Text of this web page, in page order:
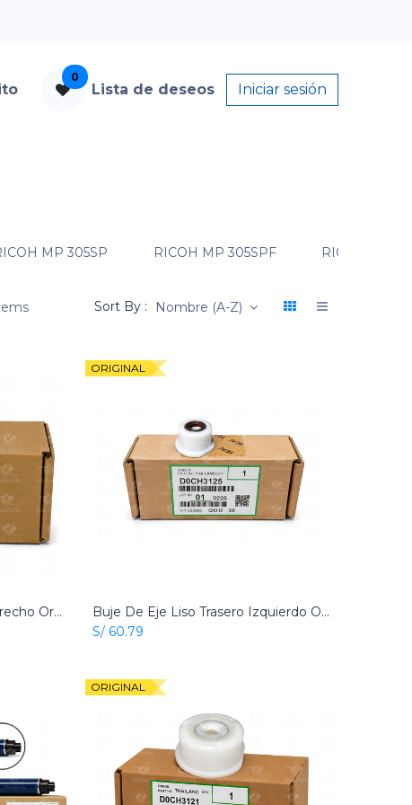
0
Lista de deseos Iniciar sesión
MP 305SP RICOH MP 305SPF RICOH MP
Sort By : Nombre (A-Z)
Buje De Eje Liso Trasero Derecho Original Ricoh
ORIGINAL
Add to Cart
Buje De Eje Liso Trasero Izquierdo Original Ricoh
S/ 60.79
ORIGINAL